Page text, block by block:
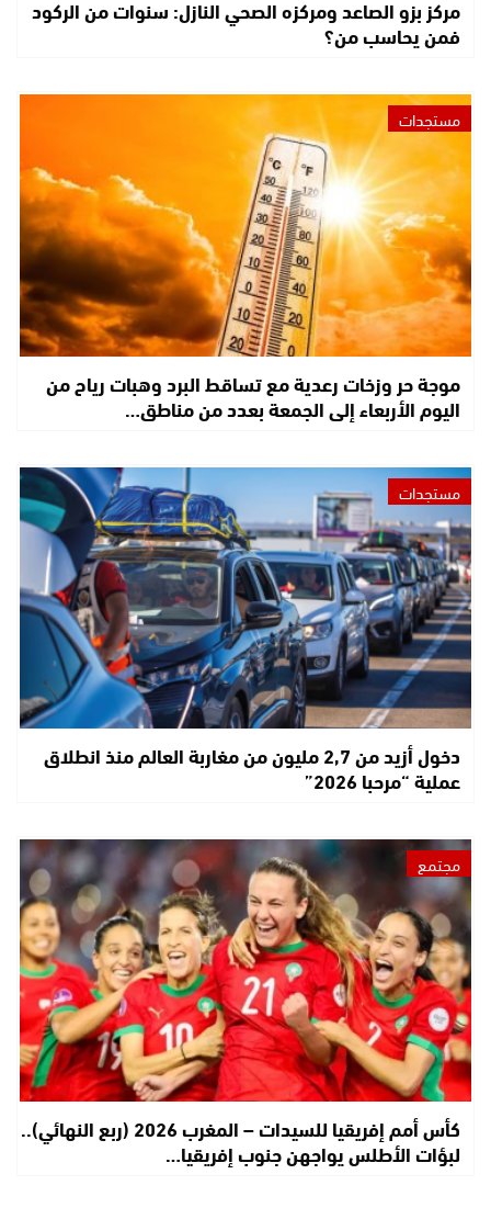
مركز بزو الصاعد ومركزه الصحي النازل: سنوات من الركود
فمن يحاسب من؟
مستجدات
موجة حر وزخات رعدية مع تساقط البرد وهبات رياح من
اليوم الأربعاء إلى الجمعة بعدد من مناطق…
مستجدات
دخول أزيد من 2,7 مليون من مغاربة العالم منذ انطلاق
عملية “مرحبا 2026”
مجتمع
كأس أمم إفريقيا للسيدات – المغرب 2026 (ربع النهائي)..
لبؤات الأطلس يواجهن جنوب إفريقيا…